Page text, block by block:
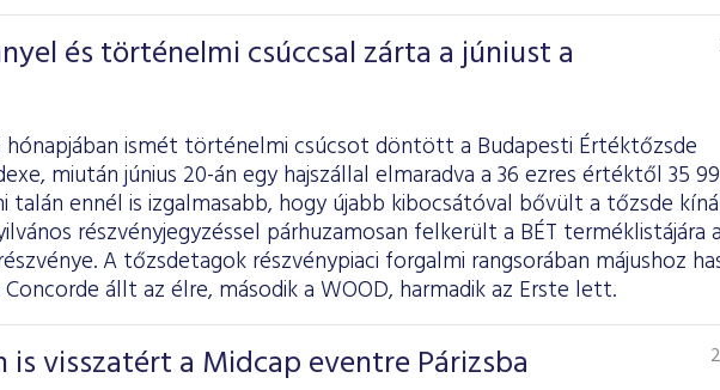
és történelmi csúccsal zárta a júniust a
hónapjában ismét történelmi csúcsot döntött a Budapesti Értéktőzsde
miután június 20-án egy hajszállal elmaradva a 36 ezres értéktől 35
talán ennél is izgalmasabb, hogy újabb kibocsátóval bővült a tőzsde
részvényjegyzéssel párhuzamosan felkerült a BÉT terméklistájára a
A tőzsdetagok részvénypiaci forgalmi rangsorában májushoz
állt az élre, második a WOOD, harmadik az Erste lett.
is visszatért a Midcap eventre Párizsba